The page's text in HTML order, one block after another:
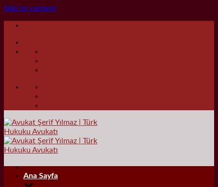
Skip to content
Ana Sayfa